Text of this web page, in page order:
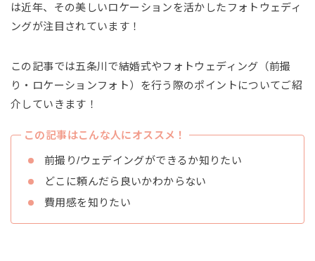
は近年、その美しいロケーションを活かしたフォトウェディ
ングが注目されています！
この記事では五条川で結婚式やフォトウェディング（前撮
り・ロケーションフォト）を行う際のポイントについてご紹
介していきます！
この記事はこんな人にオススメ！
前撮り/ウェデイングができるか知りたい
どこに頼んだら良いかわからない
費用感を知りたい